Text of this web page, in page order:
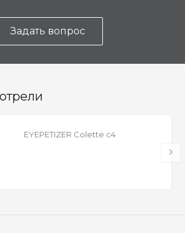
Задать вопрос
EYEPETIZER Colette c4